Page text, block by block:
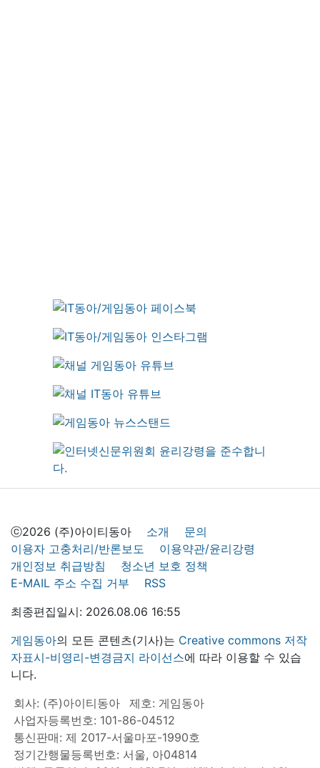
ⓒ2026 (주)아이티동아 소개
문의
이용자 고충처리/반론보도
이용약관/윤리강령
개인정보 취급방침
청소년 보호 정책
E-MAIL 주소 수집 거부
RSS
최종편집일시: 2026.08.06 16:55
게임동아의 모든 콘텐츠(기사)는 Creative commons 저작
자표시-비영리-변경금지 라이선스에 따라 이용할 수 있습
니다.
회사: (주)아이티동아
제호: 게임동아
사업자등록번호: 101-86-04512
통신판매: 제 2017-서울마포-1990호
정기간행물등록번호: 서울, 아04814